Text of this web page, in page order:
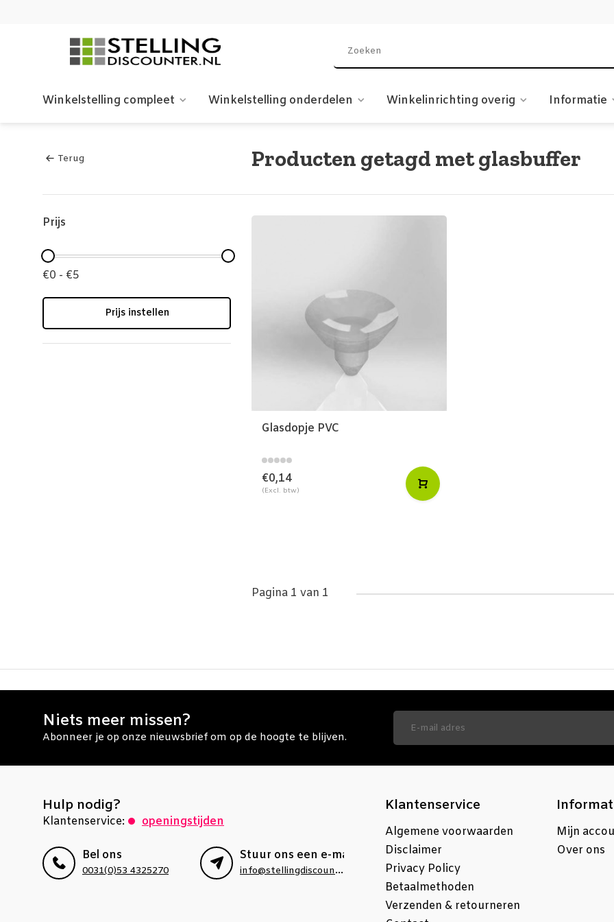
Winkelstelling compleet Winkelstelling onderdelen Winkelinrichting overig Informatie
Terug Producten getagd met glasbuffer
Prijs
€0 - €5
Prijs instellen
Glasdopje PVC
€0,14
(Excl. btw)
Pagina 1 van 1
Niets meer missen?
Abonneer je op onze nieuwsbrief om op de hoogte te blijven.
Hulp nodig?
Klantenservice: openingstijden
Bel ons
0031(0)53 4325270
Stuur ons een e-mail
info@stellingdiscounter.nl
Klantenservice
Algemene voorwaarden
Disclaimer
Privacy Policy
Betaalmethoden
Verzenden & retourneren
Mijn
Over ons